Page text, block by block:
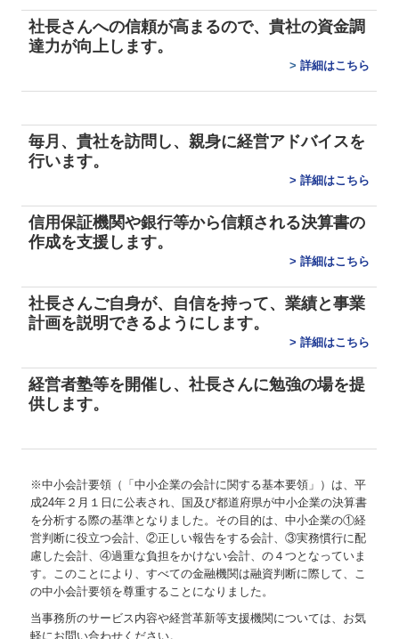
個人情報保護方針
社長さんへの信頼が高まるので、貴社の資金調
達力が向上します。
>詳細はこちら
毎月、貴社を訪問し、親身に経営アドバイスを
行います。
>詳細はこちら
信用保証機関や銀行等から信頼される決算書の
作成を支援します。
>詳細はこちら
社長さんご自身が、自信を持って、業績と事業
計画を説明できるようにします。
>詳細はこちら
経営者塾等を開催 し、社長さんに勉強の場を提
供します。
※中小会計要領（「中小企業の会計に関する基本要領」）は、平
成24年２月１日に公表され、国及び都道府県が中小企業の決算書
を分析する際の基準となりました。その目的は、中小企業の①経
営判断に役立つ会計、②正しい報告をする会計、③実務慣行に配
慮した会計、④過重な負担をかけない会計、の４つとなっていま
す。このことにより、すべての金融機関は融資判断に際して、こ
の中小会計要領を尊重することになりました。
当事務所のサービス内容や経営革新等支援機関については、お気
軽にお問い合わせください。